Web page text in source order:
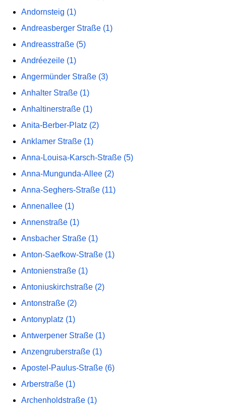
Andornsteig (1)
Andreasberger Straße (1)
Andreasstraße (5)
Andréezeile (1)
Angermünder Straße (3)
Anhalter Straße (1)
Anhaltinerstraße (1)
Anita-Berber-Platz (2)
Anklamer Straße (1)
Anna-Louisa-Karsch-Straße (5)
Anna-Mungunda-Allee (2)
Anna-Seghers-Straße (11)
Annenallee (1)
Annenstraße (1)
Ansbacher Straße (1)
Anton-Saefkow-Straße (1)
Antonienstraße (1)
Antoniuskirchstraße (2)
Antonstraße (2)
Antonyplatz (1)
Antwerpener Straße (1)
Anzengruberstraße (1)
Apostel-Paulus-Straße (6)
Arberstraße (1)
Archenholdstraße (1)